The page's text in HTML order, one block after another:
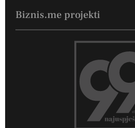
Biznis.me projekti